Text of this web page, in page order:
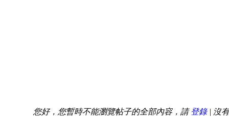
您好，您暫時不能瀏覽帖子的全部內容，請登錄| 沒